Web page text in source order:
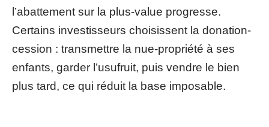
l’abattement sur la plus-value progresse.
Certains investisseurs choisissent la donation-
cession : transmettre la nue-propriété à ses
enfants, garder l’usufruit, puis vendre le bien
plus tard, ce qui réduit la base imposable.